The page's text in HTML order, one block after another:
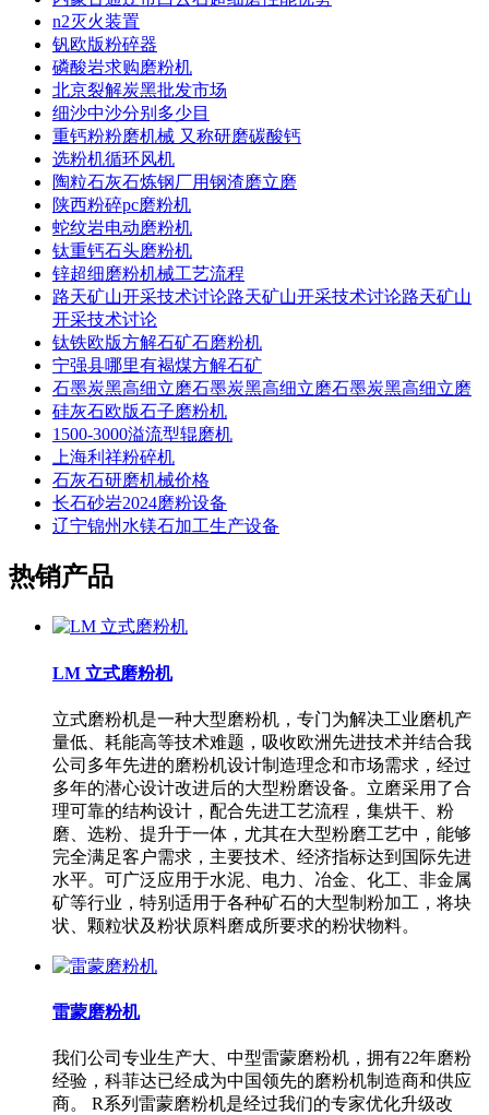
n2灭火装置
钒欧版粉碎器
磷酸岩求购磨粉机
北京裂解炭黑批发市场
细沙中沙分别多少目
重钙粉粉磨机械 又称研磨碳酸钙
选粉机循环风机
陶粒石灰石炼钢厂用钢渣磨立磨
陕西粉碎pc磨粉机
蛇纹岩电动磨粉机
钛重钙石头磨粉机
锌超细磨粉机械工艺流程
路天矿山开采技术讨论路天矿山开采技术讨论路天矿山
开采技术讨论
钛铁欧版方解石矿石磨粉机
宁强县哪里有褐煤方解石矿
石墨炭黑高细立磨石墨炭黑高细立磨石墨炭黑高细立磨
硅灰石欧版石子磨粉机
1500-3000溢流型辊磨机
上海利祥粉碎机
石灰石研磨机械价格
长石砂岩2024磨粉设备
辽宁锦州水镁石加工生产设备
热销产品
LM 立式磨粉机
立式磨粉机是一种大型磨粉机，专门为解决工业磨机产
量低、耗能高等技术难题，吸收欧洲先进技术并结合我
公司多年先进的磨粉机设计制造理念和市场需求，经过
多年的潜心设计改进后的大型粉磨设备。立磨采用了合
理可靠的结构设计，配合先进工艺流程，集烘干、粉
磨、选粉、提升于一体，尤其在大型粉磨工艺中，能够
完全满足客户需求，主要技术、经济指标达到国际先进
水平。可广泛应用于水泥、电力、冶金、化工、非金属
矿等行业，特别适用于各种矿石的大型制粉加工，将块
状、颗粒状及粉状原料磨成所要求的粉状物料。
雷蒙磨粉机
我们公司专业生产大、中型雷蒙磨粉机，拥有22年磨粉
经验，科菲达已经成为中国领先的磨粉机制造商和供应
商。 R系列雷蒙磨粉机是经过我们的专家优化升级改